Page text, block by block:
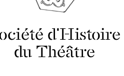
d'Histoire
du Théâtre